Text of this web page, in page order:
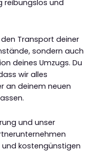
reibungslos und
Transport deiner
sondern auch
deines Umzugs. Du
wir alles
an deinem neuen
und unser
und kostengünstigen